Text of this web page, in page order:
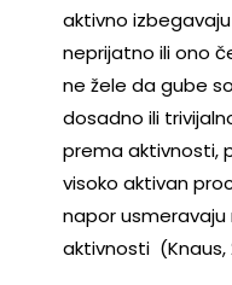
aktivno
neprijatno ili ono
ne žele da gube
dosadno ili
prema aktivnosti,
visoko aktivan
napor
aktivnosti (Knaus,